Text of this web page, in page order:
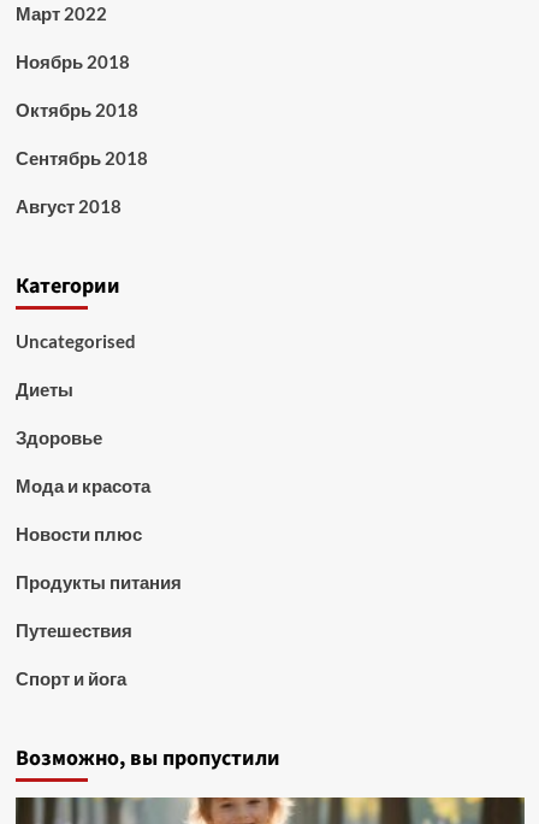
Март 2022
Ноябрь 2018
Октябрь 2018
Сентябрь 2018
Август 2018
Категории
Uncategorised
Диеты
Здоровье
Мода и красота
Новости плюс
Продукты питания
Путешествия
Спорт и йога
Возможно, вы пропустили